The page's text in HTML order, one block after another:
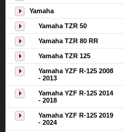
Yamaha
Yamaha TZR 50
Yamaha TZR 80 RR
Yamaha TZR 125
Yamaha YZF R-125 2008
- 2013
Yamaha YZF R-125 2014
- 2018
Yamaha YZF R-125 2019
- 2024